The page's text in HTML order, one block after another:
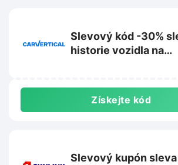
Slevový kód -30%
historie vozidla na
Získejte kód
Slevový kupón sleva na balíček